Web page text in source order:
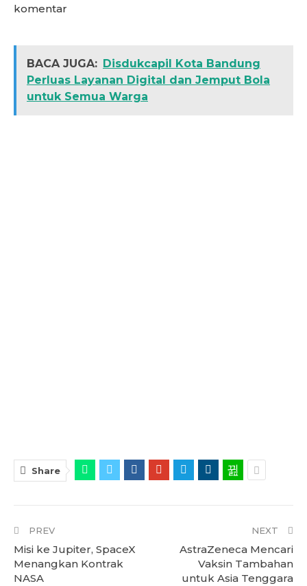
komentar
BACA JUGA: Disdukcapil Kota Bandung
Perluas Layanan Digital dan Jemput Bola
untuk Semua Warga
Share
PREV
Misi ke Jupiter, SpaceX
Menangkan Kontrak
NASA
NEXT
AstraZeneca Mencari
Vaksin Tambahan
untuk Asia Tenggara